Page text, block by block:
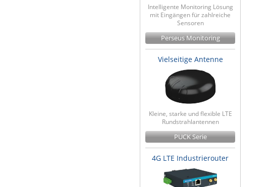
Intelligente Monitoring Lösung
mit Eingängen für zahlreiche
Sensoren
Perseus Monitoring
Vielseitige Antenne
Kleine, starke und flexible LTE
Rundstrahlantennen
PUCK Serie
4G LTE Industrierouter